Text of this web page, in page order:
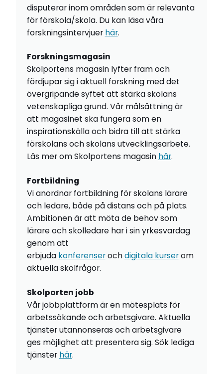
disputerar inom områden som är relevanta
för förskola/skola. Du kan läsa våra
forskningsintervjuer här.
Forskningsmagasin
Skolportens magasin lyfter fram och
fördjupar sig i aktuell forskning med det
övergripande syftet att stärka skolans
vetenskapliga grund. Vår målsättning är
att magasinet ska fungera som en
inspirationskälla och bidra till att stärka
förskolans och skolans utvecklingsarbete.
Läs mer om Skolportens magasin här.
Fortbildning
Vi anordnar fortbildning för skolans lärare
och ledare, både på distans och på plats.
Ambitionen är att möta de behov som
lärare och skolledare har i sin yrkesvardag
genom att
erbjuda konferenserochdigitala kurserom
aktuella skolfrågor.
Skolporten jobb
Vår jobbplattform är en mötesplats för
arbetssökande och arbetsgivare. Aktuella
tjänster utannonseras och arbetsgivare
ges möjlighet att presentera sig. Sök lediga
tjänster här.